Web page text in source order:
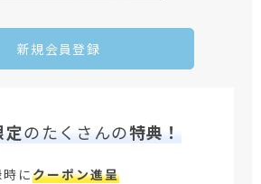
新規会員登録
定のたくさんの特典！
にクーポン進呈